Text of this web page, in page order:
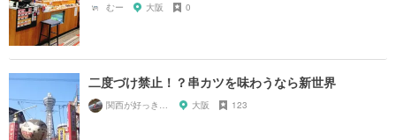
むー 大阪 0
二度づけ禁止！？串カツを味わうなら新世界
関西が好っきゃねん 大阪 123